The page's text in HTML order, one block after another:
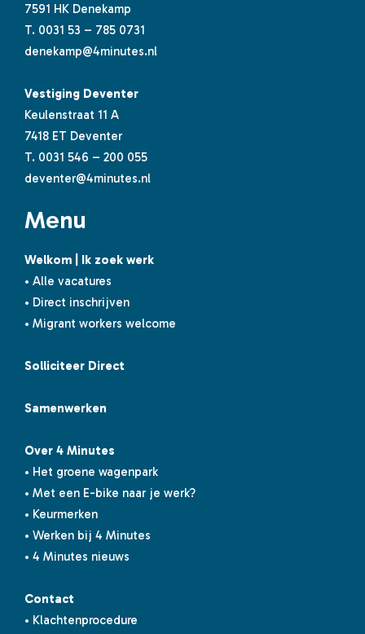
7591 HK Denekamp
T. 0031 53 – 785 0731
denekamp@4minutes.nl
Vestiging Deventer
Keulenstraat 11 A
7418 ET Deventer
T. 0031 546 – 200 055
deventer@4minutes.nl
Menu
Welkom | Ik zoek werk
• Alle vacatures
• Direct inschrijven
• Migrant workers welcome
Solliciteer Direct
Samenwerken
Over 4 Minutes
• Het groene wagenpark
• Met een E-bike naar je werk?
• Keurmerken
• Werken bij 4 Minutes
• 4 Minutes nieuws
Contact
• Klachtenprocedure